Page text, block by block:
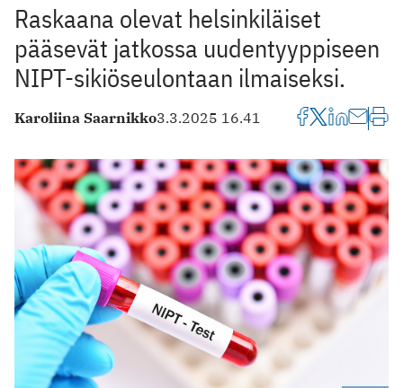
Raskaana olevat helsinkiläiset
pääsevät jatkossa uudentyyppiseen
NIPT-sikiöseulontaan ilmaiseksi.
Karoliina Saarnikko3.3.2025 16.41